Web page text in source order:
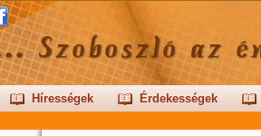
Hírességek Érdekességek